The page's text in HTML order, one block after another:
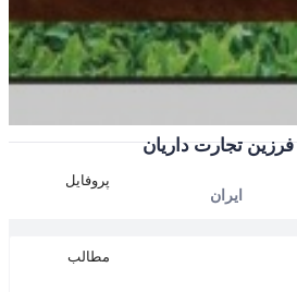
فرزین تجارت داریان
ایران
پروفایل
مطالب